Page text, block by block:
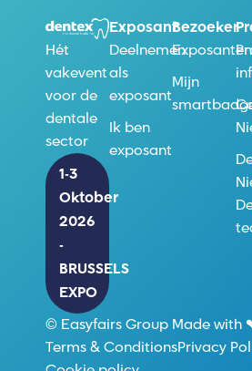
Hét
vakevent
voor de
dentale
sector
1-3
Oktober
2026
-
BRUSSELS
EXPO
Exposant
Deelnemen
als
exposant
Ik ben
exposant
Bezoeker
Mijn
© Easyfairs Group Made with
Terms & ConditionsPrivacy